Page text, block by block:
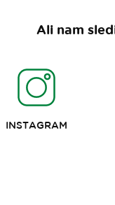
Ali nam
INSTAGRAM